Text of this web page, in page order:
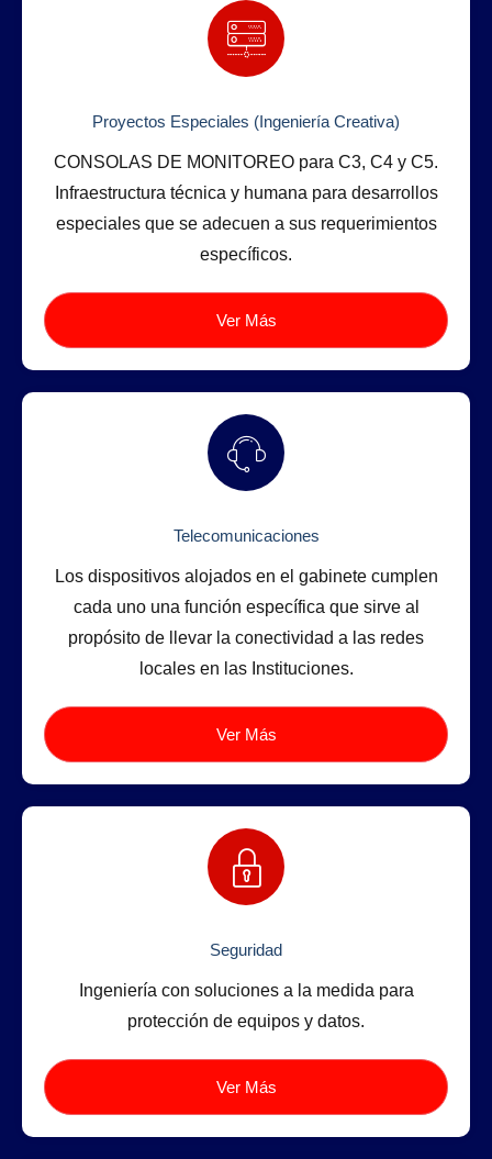
Proyectos Especiales (Ingeniería Creativa)
CONSOLAS DE MONITOREO para C3, C4 y C5.
Infraestructura técnica y humana para desarrollos
especiales que se adecuen a sus requerimientos
específicos.
Ver Más
Telecomunicaciones
Los dispositivos alojados en el gabinete cumplen
cada uno una función específica que sirve al
propósito de llevar la conectividad a las redes
locales en las Instituciones.
Ver Más
Seguridad
Ingeniería con soluciones a la medida para
protección de equipos y datos.
Ver Más